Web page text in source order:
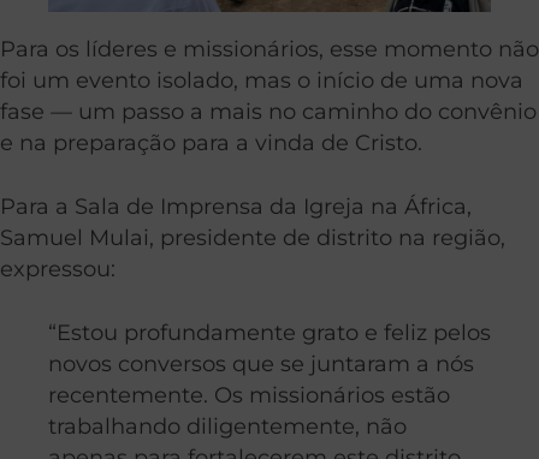
Para os líderes e missionários, esse momento não
foi um evento isolado, mas o início de uma nova
fase — um passo a mais no caminho do convênio
e na preparação para a vinda de Cristo.
Para a Sala de Imprensa da Igreja na África,
Samuel Mulai, presidente de distrito na região,
expressou:
“Estou profundamente grato e feliz pelos
novos conversos que se juntaram a nós
recentemente. Os missionários estão
trabalhando diligentemente, não